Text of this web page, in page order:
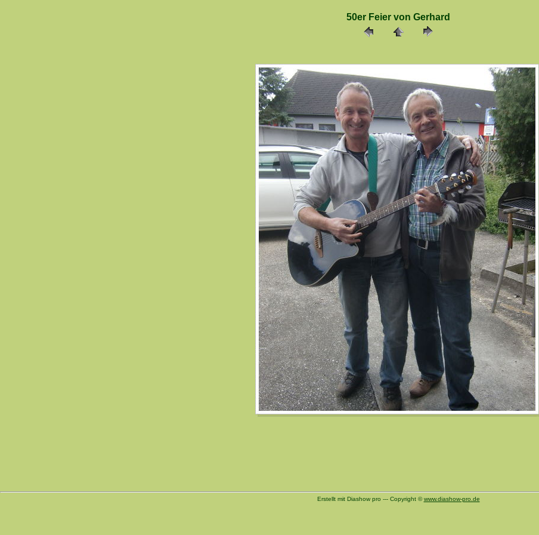
50er Feier von Gerhard
Erstellt mit Diashow pro --- Copyright ©www.diashow-pro.de